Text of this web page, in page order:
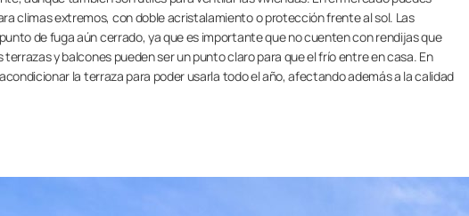
climas extremos, con doble acristalamiento o protección frente al sol. Las
de fuga aún cerrado, ya que es importante que no cuenten con rendijas que
y balcones pueden ser un punto claro para que el frío entre en casa. En
la terraza para poder usarla todo el año, afectando además a la calidad